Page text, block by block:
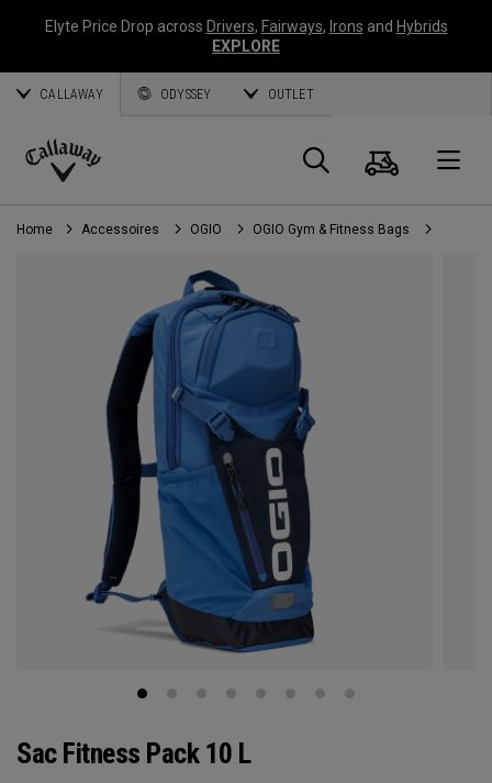
Elyte Price Drop across Drivers, Fairways, Irons and Hybrids
EXPLORE
CALLAWAY ODYSSEY OUTLET
Callaway
Golf
Panier
Home Accessoires OGIO OGIO Gym & Fitness Bags
Sac Fitness Pack 10 L